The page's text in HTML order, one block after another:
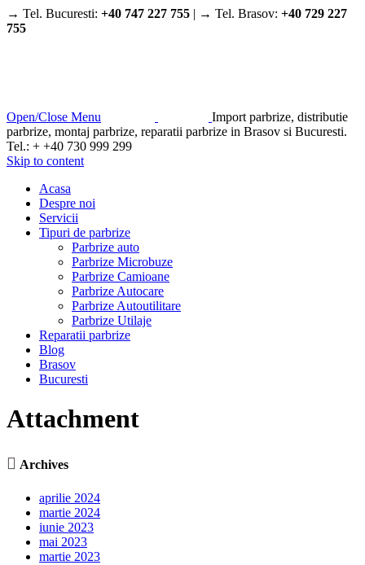
→ Tel. Bucuresti: +40 747 227 755 | → Tel. Brasov: +40 729 227
755
Open/Close Menu
Import parbrize, distributie
parbrize, montaj parbrize, reparatii parbrize in Brasov si Bucuresti.
Tel.: + +40 730 999 299
Skip to content
Acasa
Despre noi
Servicii
Tipuri de parbrize
Parbrize auto
Parbrize Microbuze
Parbrize Camioane
Parbrize Autocare
Parbrize Autoutilitare
Parbrize Utilaje
Reparatii parbrize
Blog
Brasov
Bucuresti
Attachment
 Archives
aprilie 2024
martie 2024
iunie 2023
mai 2023
martie 2023